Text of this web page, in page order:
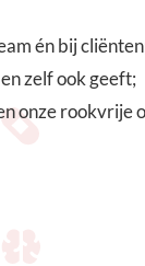
én bij
zelf ook geeft;
onze rookvrije